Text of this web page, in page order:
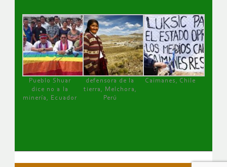
Pueblo Shuar
dice no a la
minería, Ecuador
defensora de la
tierra, Melchora,
Perú
Caimanes, Chile